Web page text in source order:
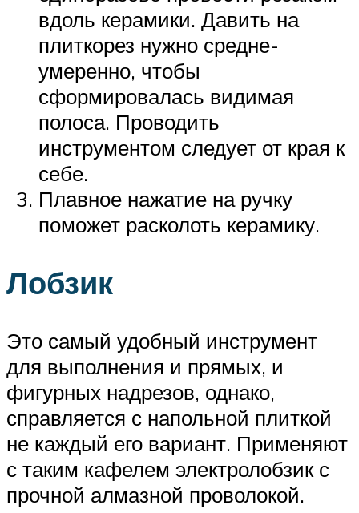
вдоль керамики. Давить на
плиткорез нужно средне-
умеренно, чтобы
сформировалась видимая
полоса. Проводить
инструментом следует от края к
себе.
Плавное нажатие на ручку
поможет расколоть керамику.
Лобзик
Это самый удобный инструмент
для выполнения и прямых, и
фигурных надрезов, однако,
справляется с напольной плиткой
не каждый его вариант. Применяют
с таким кафелем электролобзик с
прочной алмазной проволокой.